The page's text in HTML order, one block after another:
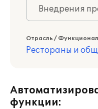
Внедрения
Отрасль /
Рестораны и
функции: